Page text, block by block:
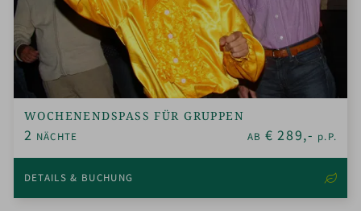
WOCHENENDSPASS FÜR GRUPPEN
2 NÄCHTE AB € 289,- p.P.
DETAILS & BUCHUNG